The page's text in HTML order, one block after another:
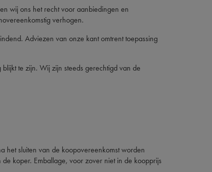
wij ons het recht voor aanbiedingen en
verhogen.
Adviezen van onze kant omtrent toepassing
te zijn. Wij zijn steeds gerechtigd van de
het sluiten van de koopovereenkomst worden
koper. Emballage, voor zover niet in de koopprijs